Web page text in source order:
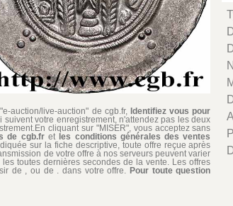
auction/live-auction" de cgb.fr, Identifiez vous pour
votre enregistrement, n'attendez pas les deux
cliquant sur "MISER", vous acceptez sans
de cgb.fret les conditions générales des ventes
sur la fiche descriptive, toute offre reçue après
de votre offre à nos serveurs peuvent varier
toutes dernières secondes de la vente. Les offres
de , ou de . dans votre offre. Pour toute question